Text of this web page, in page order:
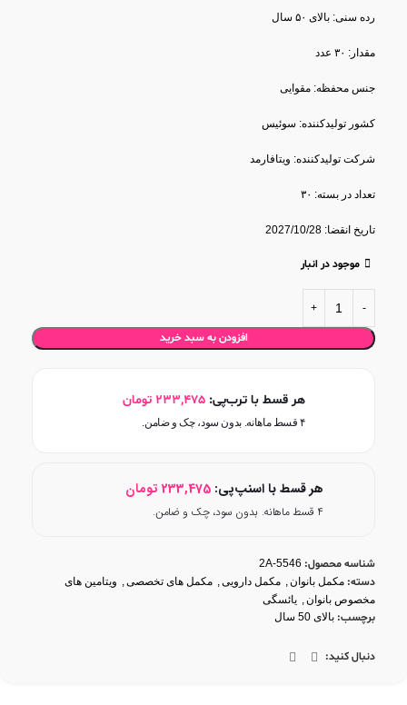
رده سنی: بالای ۵۰ سال
مقدار: ۳۰ عدد
جنس محفظه: مقوایی
کشور تولید‎کننده: سوئیس
شرکت تولید‎کننده: ویتافارمد
تعداد در بسته: ۳۰
تاریخ انقضا: 2027/10/28
موجود در انبار
افزودن به سبد خرید
هر قسط با ترب‌پی: 233,475 تومان
۴ قسط ماهانه. بدون سود، چک و ضامن.
هر قسط با اسنپ‌پی: 233,475 تومان
۴ قسط ماهانه. بدون سود، چک و ضامن.
شناسه محصول: 2A-5546
دسته: مکمل بانوان, مکمل دارویی, مکمل های تخصصی, ویتامین های
مخصوص بانوان, یائسگی
برچسب: بالای 50 سال
دنبال کنید: